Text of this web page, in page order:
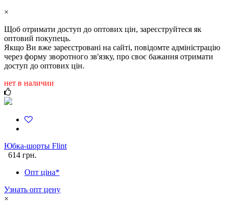
×
Щоб отримати доступ до оптових цін, зареєструйтеся як
оптовий покупець.
Якщо Ви вже зареєстровані на сайті, повідомте адміністрацію
через форму зворотного зв'язку, про своє бажання отримати
доступ до оптових цін.
нет в наличии
Юбка-шорты Flint
614 грн.
Опт ціна*
Узнать опт цену
×